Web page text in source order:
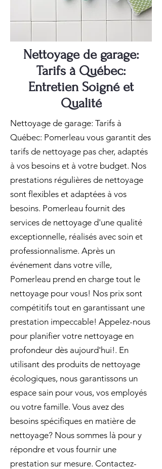
Nettoyage de garage:
Tarifs à Québec:
Entretien Soigné et
Qualité
Nettoyage de garage: Tarifs à
Québec: Pomerleau vous garantit des
tarifs de nettoyage pas cher, adaptés
à vos besoins et à votre budget. Nos
prestations régulières de nettoyage
sont flexibles et adaptées à vos
besoins. Pomerleau fournit des
services de nettoyage d'une qualité
exceptionnelle, réalisés avec soin et
professionnalisme. Après un
événement dans votre ville,
Pomerleau prend en charge tout le
nettoyage pour vous! Nos prix sont
compétitifs tout en garantissant une
prestation impeccable! Appelez-nous
pour planifier votre nettoyage en
profondeur dès aujourd'hui!. En
utilisant des produits de nettoyage
écologiques, nous garantissons un
espace sain pour vous, vos employés
ou votre famille. Vous avez des
besoins spécifiques en matière de
nettoyage? Nous sommes là pour y
répondre et vous fournir une
prestation sur mesure. Contactez-